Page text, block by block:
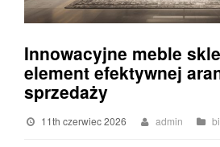
Innowacyjne meble
element efektywnej
sprzedaży
11th czerwiec 2026 admin